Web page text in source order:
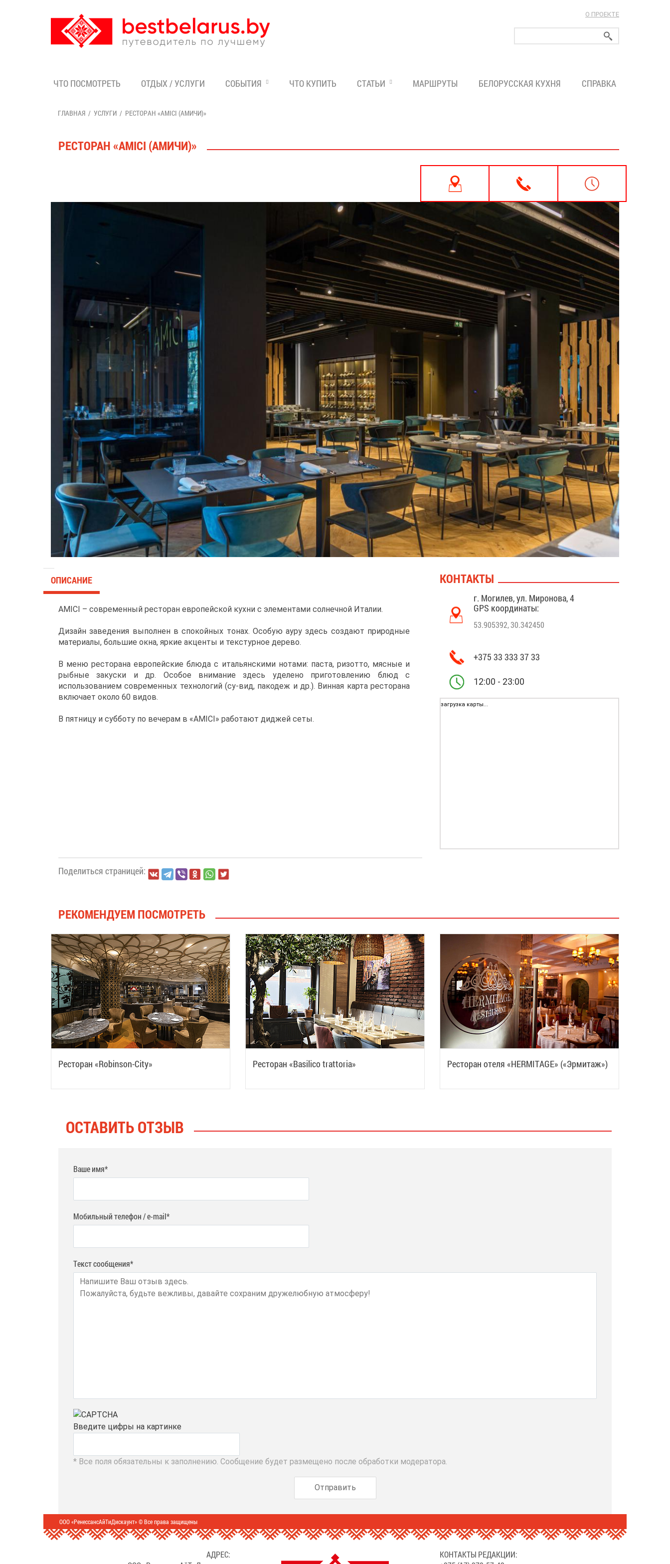
О ПРОЕКТЕ
ЧТО ПОСМОТРЕТЬ ОТДЫХ / УСЛУГИ СОБЫТИЯ ЧТО КУПИТЬ СТАТЬИ МАРШРУТЫ БЕЛОРУССКАЯ КУХНЯ СПРАВКА
ГЛАВНАЯ УСЛУГИ РЕСТОРАН «AMICI (АМИЧИ)»
РЕСТОРАН «AMICI (АМИЧИ)»
ОПИСАНИЕ
AMICI – современный ресторан европейской кухни с элементами солнечной Италии.
Дизайн заведения выполнен в спокойных тонах. Особую ауру здесь создают природные
материалы, большие окна, яркие акценты и текстурное дерево.
В меню ресторана европейские блюда с итальянскими нотами: паста, ризотто, мясные и
рыбные закуски и др. Особое внимание здесь уделено приготовлению блюд с
использованием современных технологий (су-вид, пакодеж и др.). Винная карта ресторана
включает около 60 видов.
В пятницу и субботу по вечерам в «AMICI» работают диджей сеты.
КОНТАКТЫ
г. Могилев, ул. Миронова, 4
GPS координаты:
53.905392, 30.342450
+375 33 333 37 33
12:00 - 23:00
загрузка карты...
Поделиться страницей:
РЕКОМЕНДУЕМ ПОСМОТРЕТЬ
Ресторан «Robinson-Сity» Ресторан «Basilico trattoria» Ресторан отеля «HERMITAGE» («Эрмитаж»)
ОСТАВИТЬ ОТЗЫВ
Ваше имя*
Мобильный телефон / e-mail*
Текст сообщения*
Введите цифры на картинке
* Все поля обязательны к заполнению. Сообщение будет размещено после обработки модератора.
ООО «РенессансАйТиДискаунт» © Все права защищены
АДРЕС:
КОНТАКТЫ РЕДАКЦИИ: